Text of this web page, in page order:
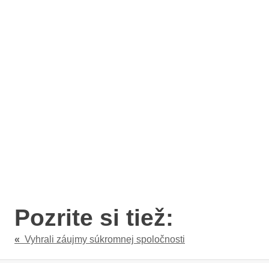
Pozrite si tiež:
« Vyhrali záujmy súkromnej spoločnosti